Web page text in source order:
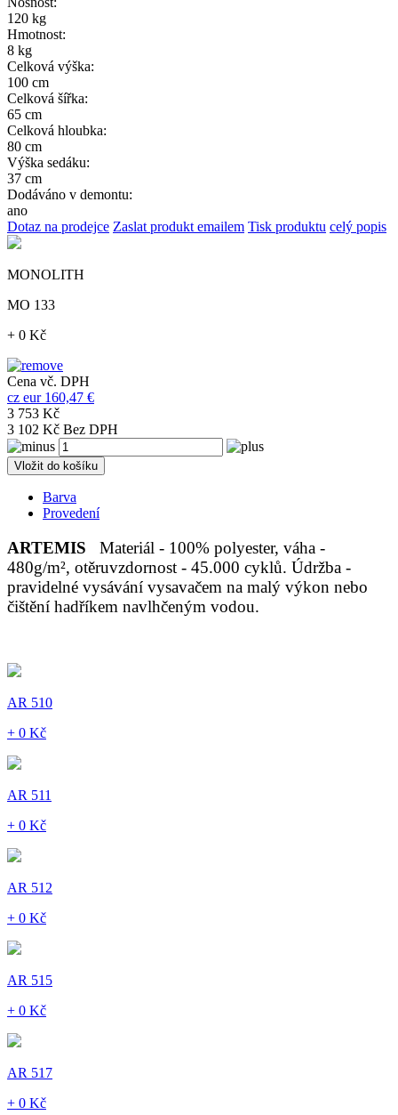
120 kg
Hmotnost:
8 kg
Celková výška:
100 cm
Celková šířka:
65 cm
Celková hloubka:
80 cm
Výška sedáku:
37 cm
Dodáváno v demontu:
ano
Dotaz na prodejce Zaslat produkt emailem Tisk produktu celý popis
MONOLITH
MO 133
+ 0 Kč
Cena vč. DPH
cz eur 160,47 €
3 753 Kč
3 102 Kč Bez DPH
Vložit do košíku
Barva
Provedení
ARTEMIS
Materiál - 100% polyester, váha -
480g/m², otěruvzdornost - 45.000 cyklů. Údržba -
pravidelné vysávání vysavačem na malý výkon nebo
čištění hadříkem navlhčeným vodou.
AR 510
+ 0 Kč
AR 511
+ 0 Kč
AR 512
+ 0 Kč
AR 515
+ 0 Kč
AR 517
+ 0 Kč